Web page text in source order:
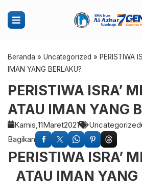
Beranda » Uncategorized » PERISTIWA
IMAN YANG BERLAKU?
PERISTIWA ISRA’
ATAU IMAN YANG
Kamis,11Maret2021 Uncategorized
Bagikan
PERISTIWA ISRA’
ATAU IMAN YANG